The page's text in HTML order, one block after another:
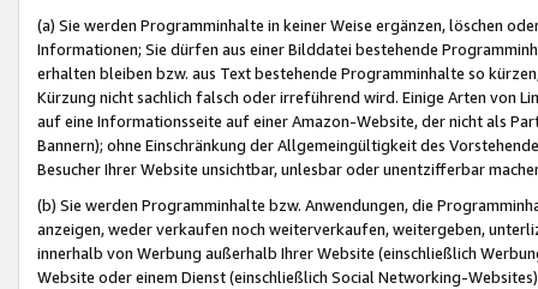
(a) Sie werden Programminhalte in keiner Weise ergänzen, löschen
Informationen; Sie dürfen aus einer Bilddatei bestehende
erhalten bleiben bzw. aus Text bestehende Programminhalte so
Kürzung nicht sachlich falsch oder irreführend wird. Einige Arten von
auf eine Informationsseite auf einer Amazon-Website, der nicht als
Bannern); ohne Einschränkung der Allgemeingültigkeit des
Besucher Ihrer Website unsichtbar, unlesbar oder unentzifferbar
(b) Sie werden Programminhalte bzw. Anwendungen, die
anzeigen, weder verkaufen noch weiterverkaufen, weitergeben,
innerhalb von Werbung außerhalb Ihrer Website (einschließlich
Website oder einem Dienst (einschließlich Social Networking-